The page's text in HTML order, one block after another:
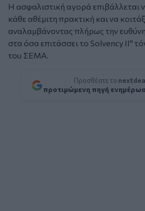
Η ασφαλιστική αγορά επιβάλλεται
κάθε αθέμιτη πρακτική και να
αναλαμβάνοντας πλήρως την
στα όσα επιτάσσει το Solvency II"
του ΣΕΜΑ.
Προσθέστε το
προτιμώμενη πηγή